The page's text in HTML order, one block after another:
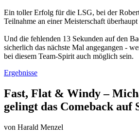
Ein toller Erfolg für die LSG, bei der
Teilnahme an einer Meisterschaft
Und die fehlenden 13 Sekunden auf den
sicherlich das nächste Mal angegangen -
bei diesem Team-Spirit auch möglich sein.
Ergebnisse
Fast, Flat & Windy –
gelingt das Comeback auf
von Harald Menzel